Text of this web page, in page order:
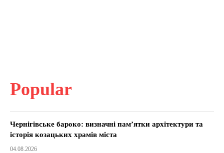
Popular
Чернігівське бароко: визначні пам’ятки архітектури та
історія козацьких храмів міста
04.08.2026